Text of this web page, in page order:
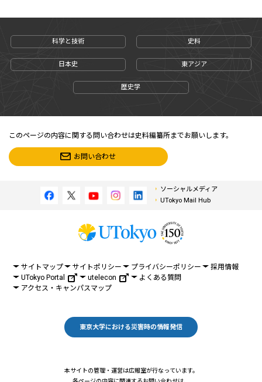
科学と技術 史料
日本史 東アジア
歴史学
このページの内容に関する問い合わせは史料編纂所までお願いします。
お問い合わせ
ソーシャルメディア
UTokyo Mail Hub
サイトマップ サイトポリシー プライバシーポリシー
採用情報
UTokyo Portal
utelecon
よくある質問
アクセス・キャンパスマップ
東京大学における災害時の情報発信
本サイトの管理・運営は広報室が行なっています。